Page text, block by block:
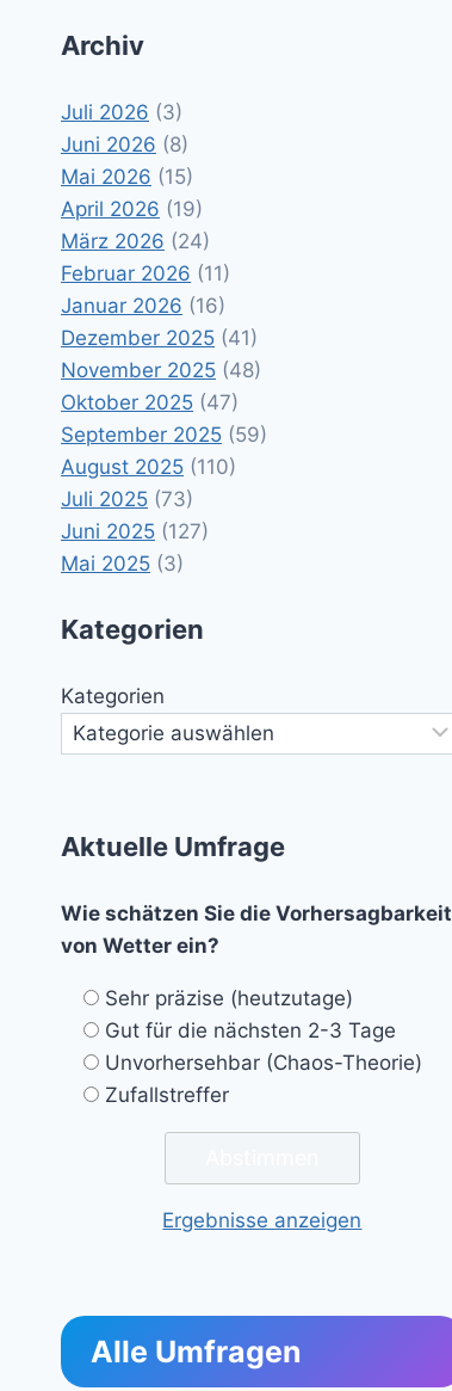
Archiv
Juli 2026 (3)
Juni 2026 (8)
Mai 2026 (15)
April 2026 (19)
März 2026 (24)
Februar 2026 (11)
Januar 2026 (16)
Dezember 2025 (41)
November 2025 (48)
Oktober 2025 (47)
September 2025 (59)
August 2025 (110)
Juli 2025 (73)
Juni 2025 (127)
Mai 2025 (3)
Kategorien
Kategorien
Aktuelle Umfrage
Wie schätzen Sie die Vorhersagbarkeit
von Wetter ein?
Sehr präzise (heutzutage)
Gut für die nächsten 2-3 Tage
Unvorhersehbar (Chaos-Theorie)
Zufallstreffer
Ergebnisse anzeigen
Alle Umfragen